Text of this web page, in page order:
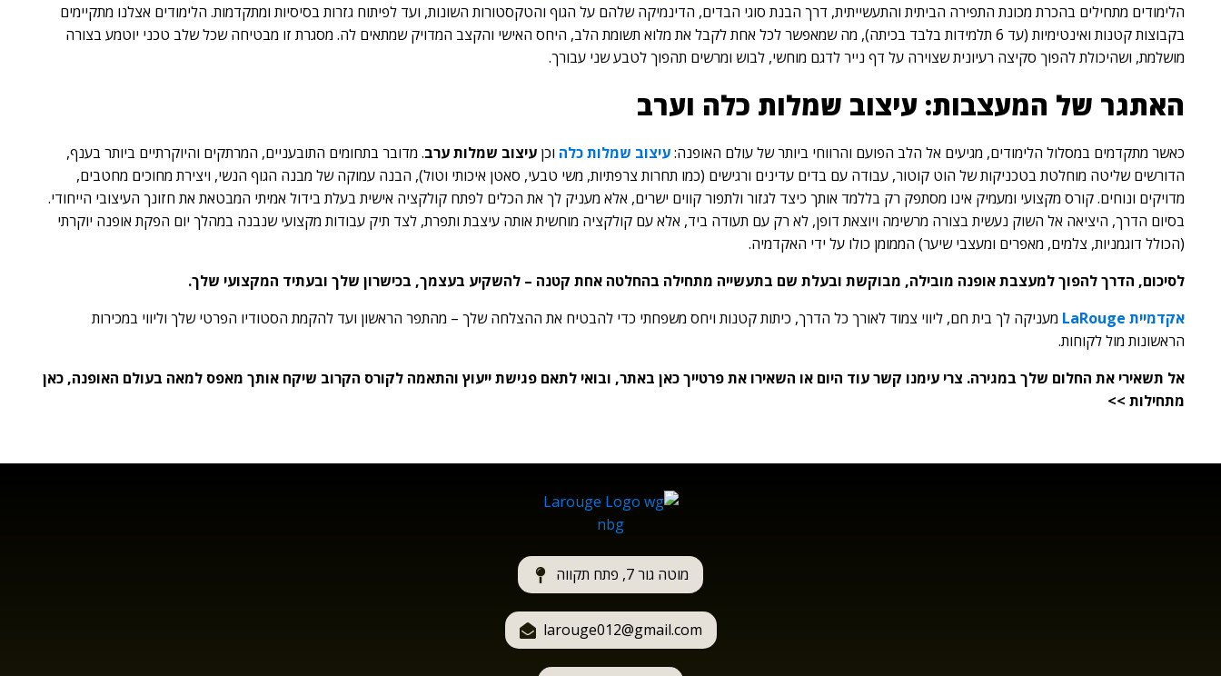
הלימודים מתחילים בהכרת מכונת התפירה הביתית והתעשייתית, דרך הבנת סוגי הבדים, הדינמיקה שלהם על הגוף והטקסטורות השונות, ועד לפיתוח גזרות בסיסיות ומתקדמות. הלימודים אצלנו מתקיימים
בקבוצות קטנות ואינטימיות (עד 6 תלמידות בלבד בכיתה), מה שמאפשר לכל אחת לקבל את מלוא תשומת הלב, היחס האישי והקצב המדויק שמתאים לה. מסגרת זו מבטיחה שכל שלב טכני יוטמע בצורה
מושלמת, ושהיכולת להפוך סקיצה רעיונית שצוירה על דף נייר לדגם מוחשי, לבוש ומרשים תהפוך לטבע שני עבורך.
האתגר של המעצבות: עיצוב שמלות כלה וערב
כאשר מתקדמים במסלול הלימודים, מגיעים אל הלב הפועם והרווחי ביותר של עולם האופנה:עיצוב שמלות כלה וכן עיצוב שמלות ערב. מדובר בתחומים התובעניים, המרתקים והיוקרתיים ביותר בענף,
הדורשים שליטה מוחלטת בטכניקות של הוט קוטור, עבודה עם בדים עדינים ורגישים (כמו תחרות צרפתיות, משי טבעי, סאטן איכותי וטול), הבנה עמוקה של מבנה הגוף הנשי, ויצירת מחוכים מחטבים,
מדויקים ונוחים. קורס מקצועי ומעמיק אינו מסתפק רק בללמד אותך כיצד לגזור ולתפור קווים ישרים, אלא מעניק לך את הכלים לפתח קולקציה אישית בעלת בידול אמיתי המבטאת את חזונך העיצובי הייחודי.
בסיום הדרך, היציאה אל השוק נעשית בצורה מרשימה ויוצאת דופן, לא רק עם תעודה ביד, אלא עם קולקציה מוחשית אותה עיצבת ותפרת, לצד תיק עבודות מקצועי שנבנה במהלך יום הפקת אופנה יוקרתי
(הכולל דוגמניות, צלמים, מאפרים ומעצבי שיער) הממומן כולו על ידי האקדמיה.
לסיכום, הדרך להפוך למעצבת אופנה מובילה, מבוקשת ובעלת שם בתעשייה מתחילה בהחלטה אחת קטנה – להשקיע בעצמך, בכישרון שלך ובעתיד המקצועי שלך.
אקדמיית LaRouge
מעניקה לך בית חם, ליווי צמוד לאורך כל הדרך, כיתות קטנות ויחס משפחתי כדי להבטיח את ההצלחה שלך – מהתפר הראשון ועד להקמת הסטודיו הפרטי שלך וליווי במכירות
הראשונות מול לקוחות.
אל תשאירי את החלום שלך במגירה. צרי עימנו קשר עוד היום או השאירו את פרטייך כאן באתר, ובואי לתאם פגישת ייעוץ והתאמה לקורס הקרוב שיקח אותך מאפס למאה בעולם האופנה, כאן
מתחילות >>
מוטה גור 7, פתח תקווה
larouge012@gmail.com